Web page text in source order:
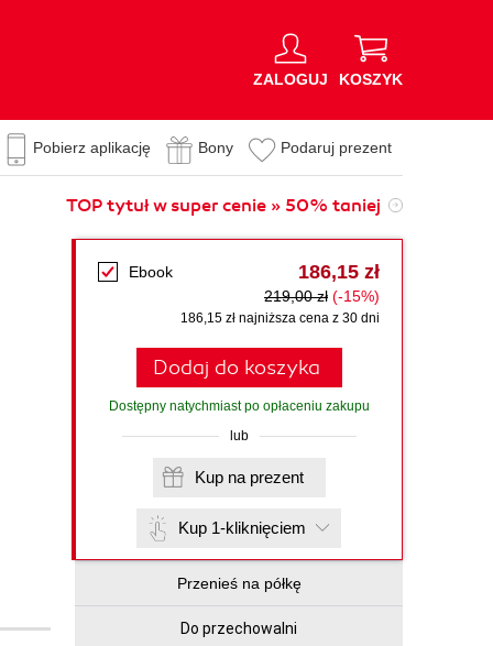
ZALOGUJ KOSZYK
Pobierz aplikację Bony Podaruj prezent
TOP tytuł w super cenie » 50% taniej
Ebook 186,15 zł
219,00 zł (-15%)
186,15 zł najniższa cena z 30 dni
Dodaj do koszyka
Dostępny natychmiast po opłaceniu zakupu
lub
Kup na prezent
Kup 1-kliknięciem
Przenieś na półkę
Do przechowalni